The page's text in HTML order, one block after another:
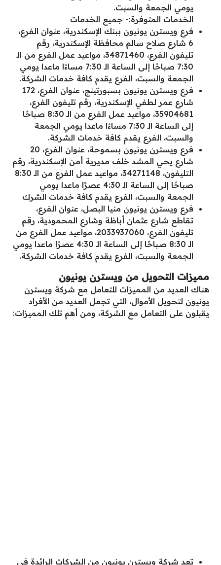
يومي الجمعة والسبت.
الخدمات المتوفرة:- جميع الخدمات
فرع ويسترن يونيون ببنك الإسكندرية، عنوان الفرع،
6 شارع صلاح سالم محافظة الإسكندرية، رقم
تليفون الفرع، 34871460، مواعيد عمل الفرع من الـ
7:30 صباحًا إلى الساعة الـ 7:30 مساءًا ماعدا يومي
الجمعة والسبت، الفرع يقدم كافة خدمات الشركة.
فرع ويسترن يونيون بسبورتينج، عنوان الفرع، 172
شارع عمر لطفي الإسكندرية، رقم تليفون الفرع،
35904681، مواعيد عمل الفرع من الـ 8:30 صباحًا
إلى الساعة الـ 7:30 مساءًا ماعدا يومي الجمعة
والسبت، الفرع يقدم كافة خدمات الشركة.
فرع ويسترن يونيون بسموحة، عنوان الفرع، 20
شارع يحي المشد خلف مديرية أمن الإسكندرية، رقم
التليفون، 34271148، مواعيد عمل الفرع من الـ 8:30
صباحًا إلى الساعة الـ 4:30 عصرًا ماعدا يومي
الجمعة والسبت، الفرع يقدم كافة خدمات الشرك
فرع ويسترن يونيون منيا البصل، عنوان الفرع،
تقاطع شارع عثمان أباظة وشارع المحمودية، رقم
تليفون الفرع، 2033937060، مواعيد عمل الفرع من
الـ 8:30 صباحًا إلى الساعة الـ 4:30 عصرًا ماعدا يومي
الجمعة والسبت، الفرع يقدم كافة خدمات الشركة.
مميزات التحويل من ويسترن يونيون
هناك العديد من المميزات للتعامل مع شركة ويسترن
يونيون لتحويل الأموال، التي تجعل العديد من الأفراد
يقبلون على التعامل مع الشركة، ومن أهم تلك المميزات:
تعد شركة ويسترن يونيون من الشركات الرائدة في